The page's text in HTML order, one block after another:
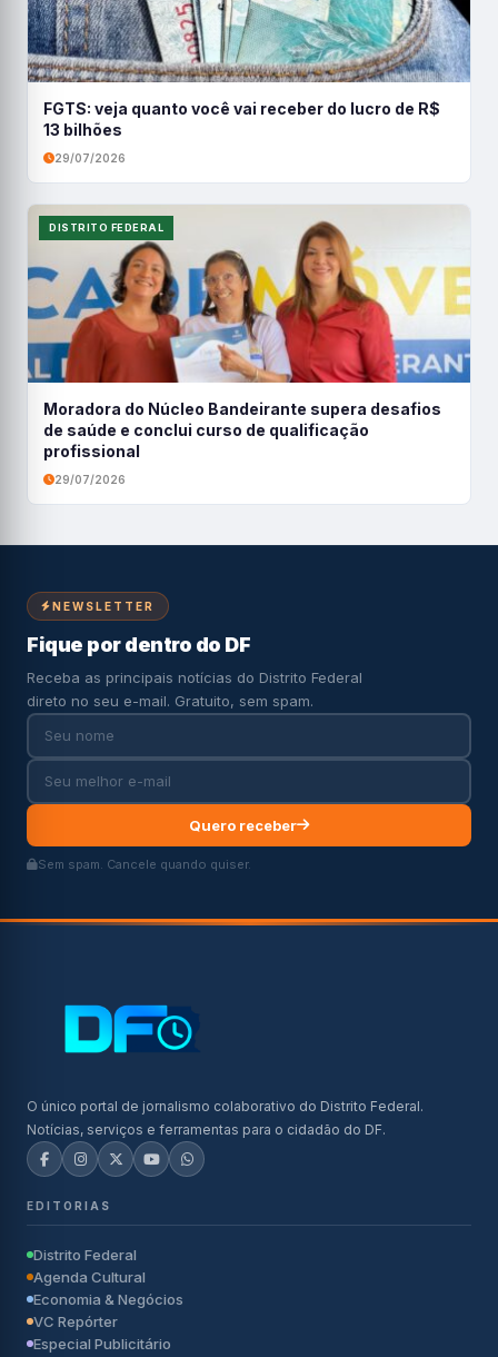
FGTS: veja quanto você vai receber do lucro de R$
13 bilhões
29/07/2026
DISTRITO FEDERAL
Moradora do Núcleo Bandeirante supera desafios
de saúde e conclui curso de qualificação
profissional
29/07/2026
NEWSLETTER
Fique por dentro do DF
Receba as principais notícias do Distrito Federal
direto no seu e-mail. Gratuito, sem spam.
Quero receber
Sem spam. Cancele quando quiser.
O único portal de jornalismo colaborativo do Distrito Federal.
Notícias, serviços e ferramentas para o cidadão do DF.
EDITORIAS
Distrito Federal
Agenda Cultural
Economia & Negócios
VC Repórter
Especial Publicitário